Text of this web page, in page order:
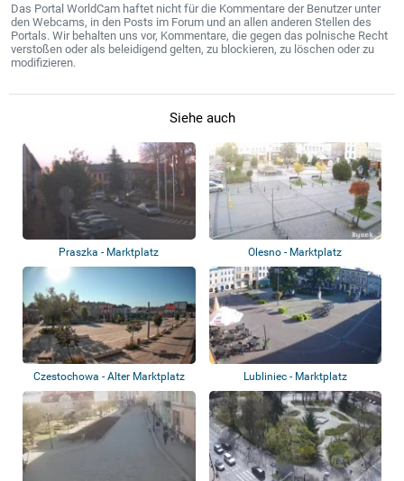
Das Portal WorldCam haftet nicht für die Kommentare der Benutzer unter
den Webcams, in den Posts im Forum und an allen anderen Stellen des
Portals. Wir behalten uns vor, Kommentare, die gegen das polnische Recht
verstoßen oder als beleidigend gelten, zu blockieren, zu löschen oder zu
modifizieren.
Siehe auch
Praszka - Marktplatz Olesno - Marktplatz
Czestochowa - Alter Marktplatz Lubliniec - Marktplatz